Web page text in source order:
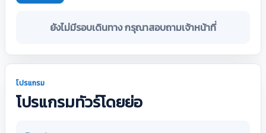
ยังไม่มีรอบเดินทาง กรุณาสอบถามเจ้าหน้าที่
โปรแกรม
โปรแกรมทัวร์โดยย่อ